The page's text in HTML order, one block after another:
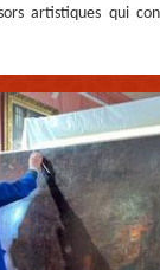
artistiques qui